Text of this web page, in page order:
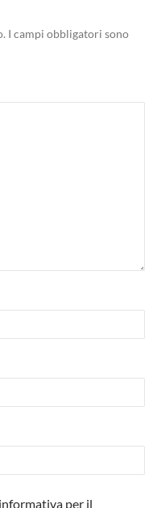
I campi obbligatori sono
per il